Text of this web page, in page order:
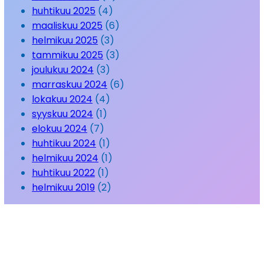
huhtikuu 2025 (4)
maaliskuu 2025 (6)
helmikuu 2025 (3)
tammikuu 2025 (3)
joulukuu 2024 (3)
marraskuu 2024 (6)
lokakuu 2024 (4)
syyskuu 2024 (1)
elokuu 2024 (7)
huhtikuu 2024 (1)
helmikuu 2024 (1)
huhtikuu 2022 (1)
helmikuu 2019 (2)